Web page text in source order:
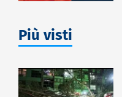
Più visti